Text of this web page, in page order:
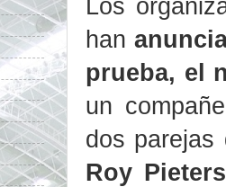
han
prueba, el
un
dos parejas
Roy